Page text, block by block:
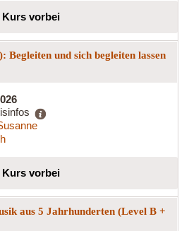
Kurs vorbei
und sich begleiten lassen
Kurs vorbei
aus 5 Jahrhunderten (Level B +